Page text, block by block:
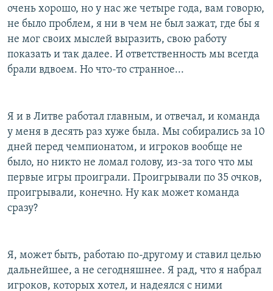
очень хорошо, но у нас же четыре года, вам говорю,
не было проблем, я ни в чем не был зажат, где бы я
не мог своих мыслей выразить, свою работу
показать и так далее. И ответственность мы всегда
брали вдвоем. Но что-то странное...
Я и в Литве работал главным, и отвечал, и команда
у меня в десять раз хуже была. Мы собирались за 10
дней перед чемпионатом, и игроков вообще не
было, но никто не ломал голову, из-за того что мы
первые игры проиграли. Проигрывали по 35 очков,
проигрывали, конечно. Ну как может команда
сразу?
Я, может быть, работаю по-другому и ставил целью
дальнейшее, а не сегодняшнее. Я рад, что я набрал
игроков, которых хотел, и надеялся с ними